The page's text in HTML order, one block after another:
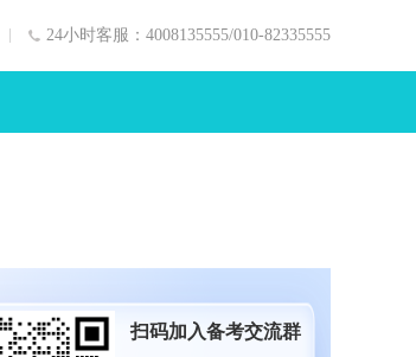
24小时客服：4008135555/010-82335555
扫码加入备考交流群